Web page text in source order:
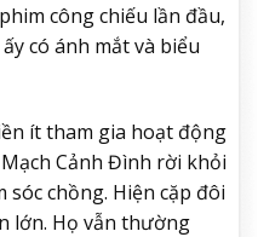
công chiếu lần đầu,
có ánh mắt và biểu
ít tham gia hoạt động
Cảnh Đình rời khỏi
chồng. Hiện cặp đôi
lớn. Họ vẫn thường